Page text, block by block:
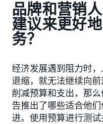
品牌和营销
建议来更好
务？
经济发展遇到阻力时
退缩，就无法继续向
削减预算和支出，那
告推出了哪些适合他
进。使用预算进行测